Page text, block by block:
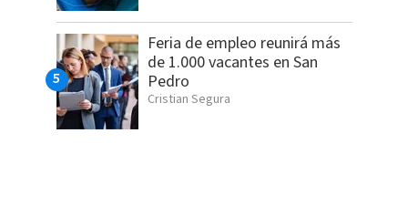
Feria de empleo reunirá más
de 1.000 vacantes en San
Pedro
Cristian Segura